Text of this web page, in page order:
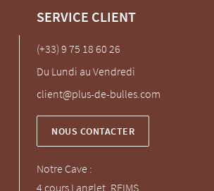
SERVICE CLIENT
(+33) 9 75 18 60 26
Du Lundi au Vendredi
client@plus-de-bulles.com
NOUS CONTACTER
Notre Cave :
4 cours Langlet, REIMS